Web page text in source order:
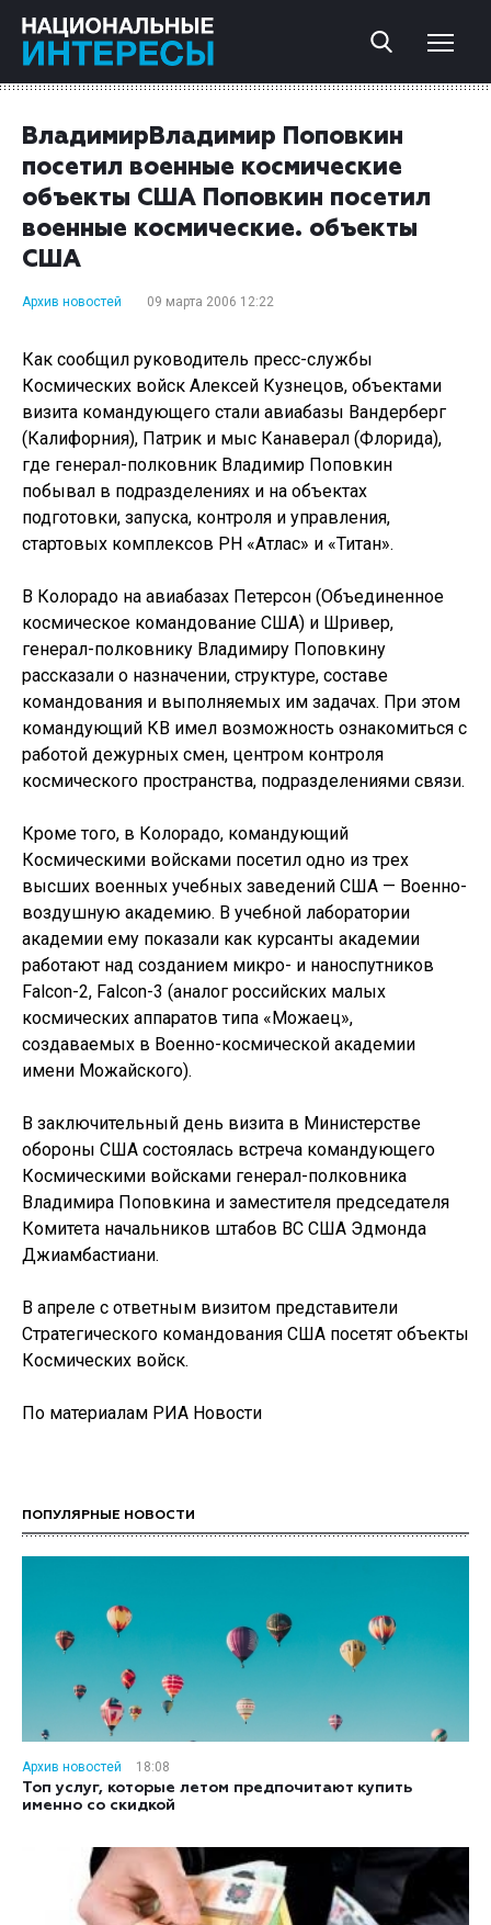
ВладимирВладимир Поповкин
посетил военные космические
объекты США Поповкин посетил
военные космические. объекты
США
Архив новостей 09 марта 2006 12:22
Как сообщил руководитель пресс-службы
Космических войск Алексей Кузнецов, объектами
визита командующего стали авиабазы Вандерберг
(Калифорния), Патрик и мыс Канаверал (Флорида),
где генерал-полковник Владимир Поповкин
побывал в подразделениях и на объектах
подготовки, запуска, контроля и управления,
стартовых комплексов РН «Атлас» и «Титан».
В Колорадо на авиабазах Петерсон (Объединенное
космическое командование США) и Шривер,
генерал-полковнику Владимиру Поповкину
рассказали о назначении, структуре, составе
командования и выполняемых им задачах. При этом
командующий КВ имел возможность ознакомиться с
работой дежурных смен, центром контроля
космического пространства, подразделениями связи.
Кроме того, в Колорадо, командующий
Космическими войсками посетил одно из трех
высших военных учебных заведений США — Военно-
воздушную академию. В учебной лаборатории
академии ему показали как курсанты академии
работают над созданием микро- и наноспутников
Falcon-2, Falcon-3 (аналог российских малых
космических аппаратов типа «Можаец»,
создаваемых в Военно-космической академии
имени Можайского).
В заключительный день визита в Министерстве
обороны США состоялась встреча командующего
Космическими войсками генерал-полковника
Владимира Поповкина и заместителя председателя
Комитета начальников штабов ВС США Эдмонда
Джиамбастиани.
В апреле с ответным визитом представители
Стратегического командования США посетят объекты
Космических войск.
По материалам РИА Новости
ПОПУЛЯРНЫЕ НОВОСТИ
Архив новостей
18:08
Топ услуг, которые летом предпочитают купить
именно со скидкой